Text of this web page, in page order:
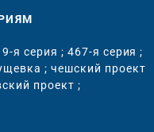
я серия ; 467-я серия ;
; чешский проект
проект ;